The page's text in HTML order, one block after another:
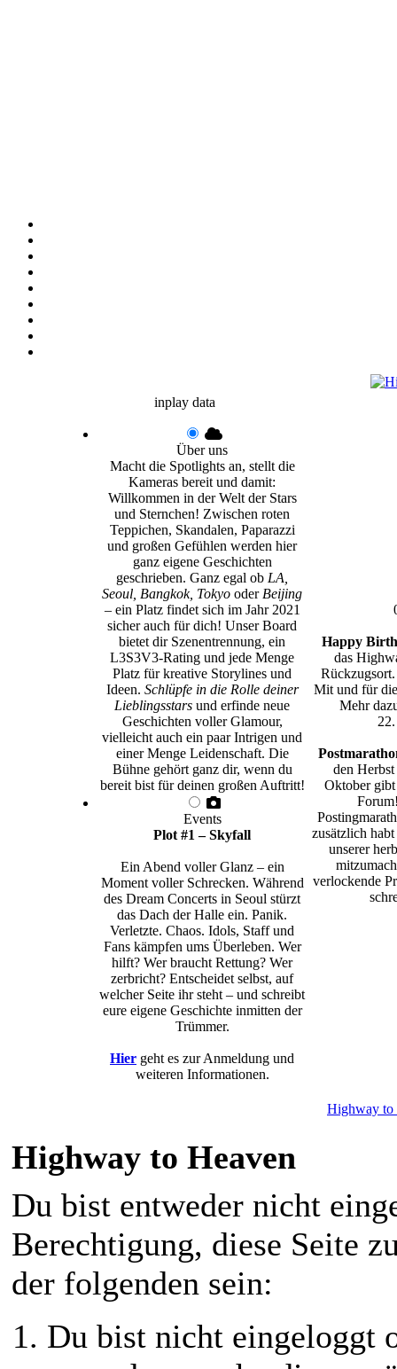
inplay data
Über uns
Macht die Spotlights an, stellt die
Kameras bereit und damit:
Willkommen in der Welt der Stars
und Sternchen! Zwischen roten
Teppichen, Skandalen, Paparazzi
und großen Gefühlen werden hier
ganz eigene Geschichten
geschrieben. Ganz egal ob LA,
Seoul, Bangkok, Tokyo oder Beijing
– ein Platz findet sich im Jahr 2021
sicher auch für dich! Unser Board
bietet dir Szenentrennung, ein
L3S3V3-Rating und jede Menge
Platz für kreative Storylines und
Ideen. Schlüpfe in die Rolle deiner
Lieblingsstars und erfinde neue
Geschichten voller Glamour,
vielleicht auch ein paar Intrigen und
einer Menge Leidenschaft. Die
Bühne gehört ganz dir, wenn du
bereit bist für deinen großen Auftritt!
Events
Plot #1 – Skyfall
Ein Abend voller Glanz – ein
Moment voller Schrecken. Während
des Dream Concerts in Seoul stürzt
das Dach der Halle ein. Panik.
Verletzte. Chaos. Idols, Staff und
Fans kämpfen ums Überleben. Wer
hilft? Wer braucht Rettung? Wer
zerbricht? Entscheidet selbst, auf
welcher Seite ihr steht – und schreibt
eure eigene Geschichte inmitten der
Trümmer.
Hier geht es zur Anmeldung und
weiteren Informationen.
Happy
das
Mit und für
Mehr
den
Oktober
zusätzlich
unserer
verlockende
Highway to
Highway to Heaven
Du bist entweder nicht
Berechtigung, diese Seite
der folgenden sein:
Du bist nicht eingeloggt